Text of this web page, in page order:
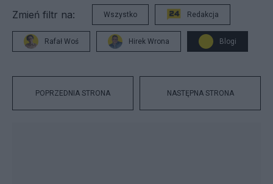
Zmień filtr na: Wszystko Redakcja
Rafał Woś Hirek Wrona Blogi
POPRZEDNIA STRONA NASTĘPNA STRONA